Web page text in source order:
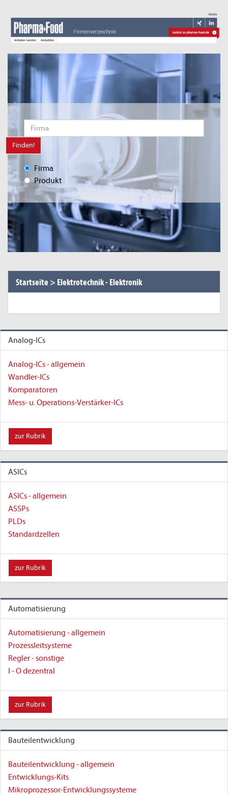
Finden!
Firma
Produkt
Startseite > Elektrotechnik - Elektronik
Analog-ICs
Analog-ICs - allgemein
Wandler-ICs
Komparatoren
Mess- u. Operations-Verstärker-ICs
zur Rubrik
ASICs
ASICs - allgemein
ASSPs
PLDs
Standardzellen
zur Rubrik
Automatisierung
Automatisierung - allgemein
Prozessleitsysteme
Regler - sonstige
I - O dezentral
zur Rubrik
Bauteilentwicklung
Bauteilentwicklung - allgemein
Entwicklungs-Kits
Mikroprozessor-Entwicklungssysteme